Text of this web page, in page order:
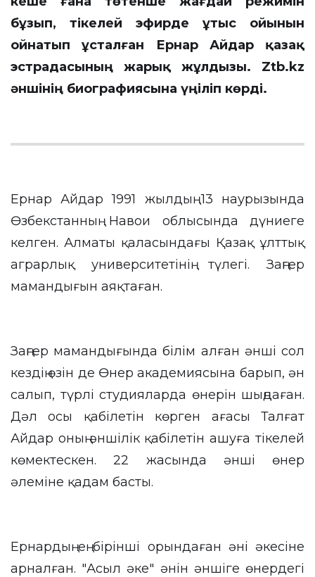
бұзып, тікелей эфирде ұтыс ойынын
ойнатып ұсталған Ернар Айдар қазақ
эстрадасының жарық жұлдызы. Ztb.kz
әншінің биографиясына үңіліп көрді.
Ернар Айдар 1991 жылдың 13 наурызында
Өзбекстанның Навои облысында дүниеге
келген. Алматы қаласындағы Қазақ ұлттық
аграрлық университетінің түлегі. Заңгер
мамандығын аяқтаған.
Заңгер мамандығында білім алған әнші сол
кездің өзін де Өнер академиясына барып, ән
салып, түрлі студияларда өнерін шыңдаған.
Дәл осы қабілетін көрген ағасы Талғат
Айдар оның әншілік қабілетін ашуға тікелей
көмектескен. 22 жасында әнші өнер
әлеміне қадам басты.
Ернардың ең бірінші орындаған әні әкесіне
арналған. "Асыл әке" әнін әншіге өнердегі